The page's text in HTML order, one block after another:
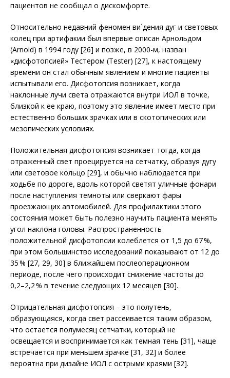
пациентов не сообщал о дис­комфорте.
Относительно недавний феномен ви´дения дуг и световых
колец при артифакии был впервые описан Арнольдом
(Arnold) в 1994 году [26] и позже, в 2000-м, назван
«дисфотопсией» Тестером (Tester) [27], к настоящему
времени он стал обычным явлением и многие пациенты
испытывали его. Дисфотопсия возникает, когда
наклонные лучи света отражаются внутри ИОЛ в точке,
близкой к ее краю, поэтому это явление имеет место при
естественно больших зрачках или в скотопических или
мезопических условиях.
Положительная дисфотопсия возникает тогда, когда
отраженный свет проецируется на сетчатку, образуя дугу
или световое кольцо [29], и обычно наблюдается при
ходьбе по дороге, вдоль которой светят уличные фонари
после наступления темноты или сверкают фары
проезжающих автомобилей. Для профилактики этого
состояния может быть полезно научить пациента менять
угол наклона головы. Распространенность
положительной дисфотопсии колеблется от 1,5 до 67 %,
при этом большинство исследований показывают от 12 до
35 % [27, 29, 30] в ближайшем послеоперационном
периоде, после чего происходит снижение частоты до
0,2–2,2 % в течение следующих 12 месяцев [30].
Отрицательная дисфотопсия – это полутень,
образующаяся, когда свет рассеивается таким образом,
что остается полумесяц сетчатки, который не
освещается и воспринимается как темная тень [31], чаще
встречается при меньшем зрачке [31, 32] и более
вероятна при дизайне ИОЛ с острыми краями [32].